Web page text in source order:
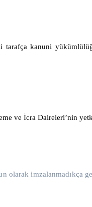
kanuni
ve İcra Daireleri’nin
olarak imzalanmadıkça